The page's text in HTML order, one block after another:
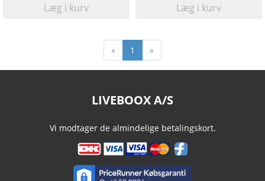
Læg i kurv Læg i kurv
« 1 »
LIVEBOOX A/S
Vi modtager de almindelige betalingskort.